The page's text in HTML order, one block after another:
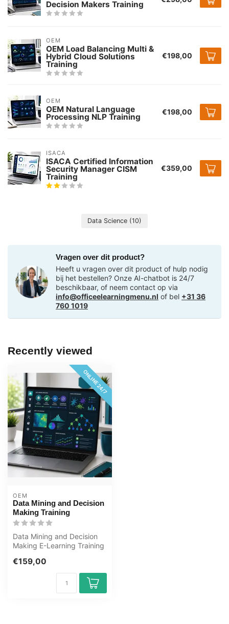
Decision Makers Training
OEM
OEM Load Balancing Multi &
Hybrid Cloud Solutions
Training
€198,00
OEM
OEM Natural Language
Processing NLP Training €198,00
ISACA
ISACA Certified Information
Security Manager CISM
Training
€359,00
Data Science (10)
Vragen over dit product?
Heeft u vragen over dit product of hulp nodig
bij het bestellen? Onze AI-chatbot is 24/7
beschikbaar, of neem contact op via
info@officeelearningmenu.nl of bel +31 36
760 1019
Recently viewed
ONLINE 24/7
OEM
Data Mining and Decision
Making Training
Data Mining and Decision
Making E-Learning Training
Quiz...
€159,00